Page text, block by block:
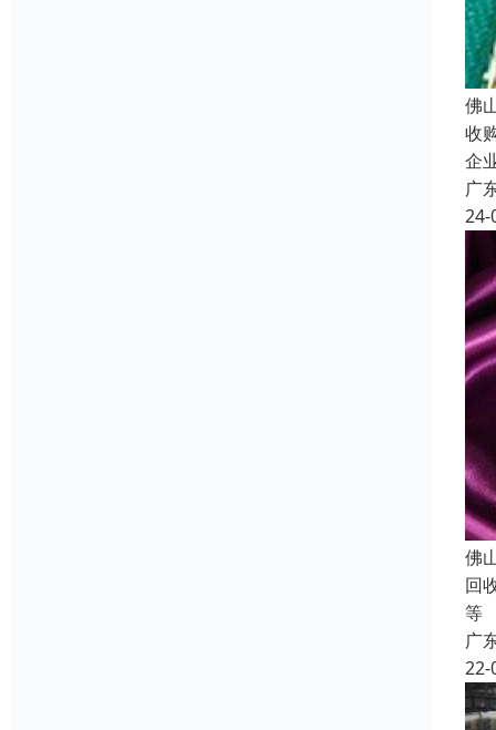
佛
收
企
广
24-
佛
回
等
广
22-